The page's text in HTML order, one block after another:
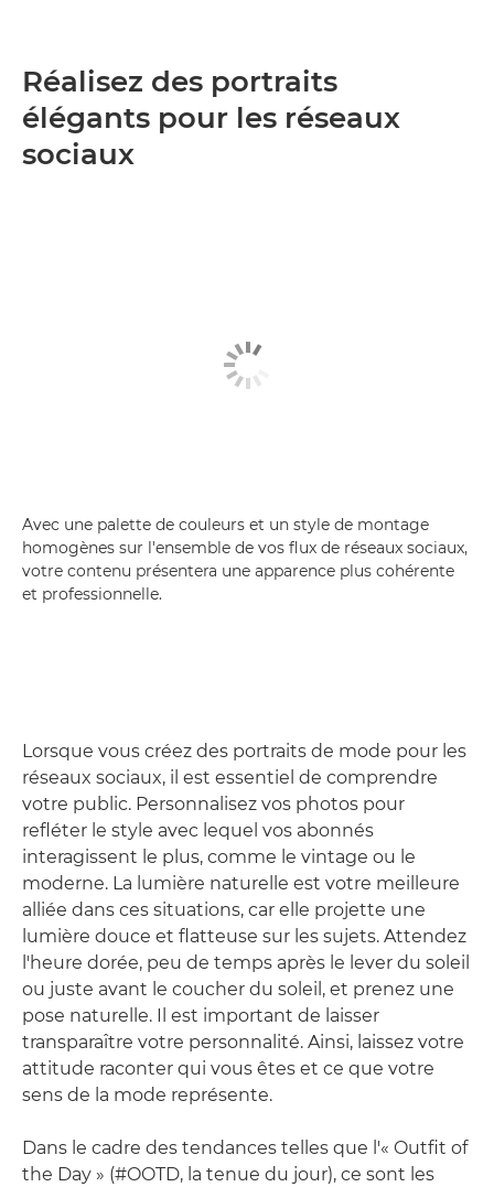
Réalisez des portraits
élégants pour les réseaux
sociaux
Avec une palette de couleurs et un style de montage
homogènes sur l'ensemble de vos flux de réseaux sociaux,
votre contenu présentera une apparence plus cohérente
et professionnelle.
Lorsque vous créez des portraits de mode pour les
réseaux sociaux, il est essentiel de comprendre
votre public. Personnalisez vos photos pour
refléter le style avec lequel vos abonnés
interagissent le plus, comme le vintage ou le
moderne. La lumière naturelle est votre meilleure
alliée dans ces situations, car elle projette une
lumière douce et flatteuse sur les sujets. Attendez
l'heure dorée, peu de temps après le lever du soleil
ou juste avant le coucher du soleil, et prenez une
pose naturelle. Il est important de laisser
transparaître votre personnalité. Ainsi, laissez votre
attitude raconter qui vous êtes et ce que votre
sens de la mode représente.
Dans le cadre des tendances telles que l'« Outfit of
the Day » (#OOTD, la tenue du jour), ce sont les